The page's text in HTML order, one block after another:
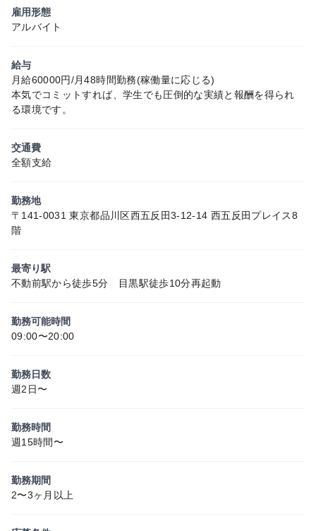
雇用形態
アルバイト
給与
月給60000円/月48時間勤務(稼働量に応じる)
本気でコミットすれば、学生でも圧倒的な実績と報酬を得られ
る環境です。
交通費
全額支給
勤務地
〒141-0031 東京都品川区西五反田3-12-14 西五反田プレイス8
階
最寄り駅
不動前駅から徒歩5分 目黒駅徒歩10分再起動
勤務可能時間
09:00〜20:00
勤務日数
週2日〜
勤務時間
週15時間〜
勤務期間
2〜3ヶ月以上